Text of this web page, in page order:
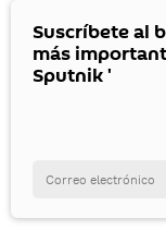
Suscríbete al
más
Sputnik '